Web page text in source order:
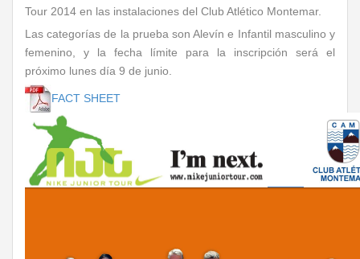
Tour 2014 en las instalaciones del Club Atlético Montemar.
Las categorías de la prueba son Alevín e Infantil masculino y
femenino, y la fecha límite para la inscripción será el
próximo lunes día 9 de junio.
FACT SHEET